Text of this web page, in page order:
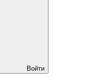
Войти